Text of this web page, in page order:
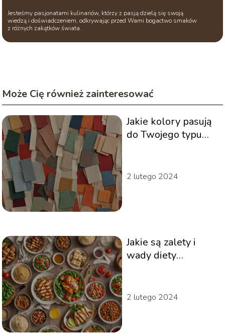
Jesteśmy pasjonatami kulinariów, którzy z pasją dzielą się swoją
wiedzą i doświadczeniem, odkrywając przed Wami bogactwo smaków
z różnych zakątków świata.
Może Cię również zainteresować
Jakie kolory pasują
do Twojego typu
2 lutego 2024
Jakie są zalety i
wady diety
2 lutego 2024